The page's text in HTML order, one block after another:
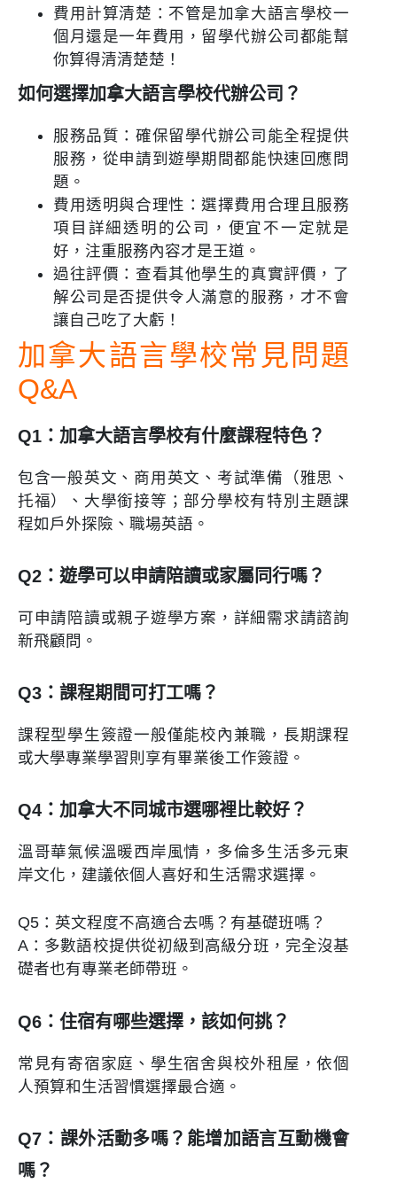
費用計算清楚：不管是加拿大語言學校一
個月還是一年費用，留學代辦公司都能幫
你算得清清楚楚！
如何選擇加拿大語言學校代辦公司？
服務品質：確保留學代辦公司能全程提供
服務，從申請到遊學期間都能快速回應問
題。
費用透明與合理性：選擇費用合理且服務
項目詳細透明的公司，便宜不一定就是
好，注重服務內容才是王道。
過往評價：查看其他學生的真實評價，了
解公司是否提供令人滿意的服務，才不會
讓自己吃了大虧！
加拿大語言學校常見問題
Q&A
Q1：加拿大語言學校有什麼課程特色？
包含一般英文、商用英文、考試準備（雅思、
托福）、大學銜接等；部分學校有特別主題課
程如戶外探險、職場英語。
Q2：遊學可以申請陪讀或家屬同行嗎？
可申請陪讀或親子遊學方案，詳細需求請諮詢
新飛顧問。
Q3：課程期間可打工嗎？
課程型學生簽證一般僅能校內兼職，長期課程
或大學專業學習則享有畢業後工作簽證。
Q4：加拿大不同城市選哪裡比較好？
溫哥華氣候溫暖西岸風情，多倫多生活多元東
岸文化，建議依個人喜好和生活需求選擇。
Q5：英文程度不高適合去嗎？有基礎班嗎？
A：多數語校提供從初級到高級分班，完全沒基
礎者也有專業老師帶班。
Q6：住宿有哪些選擇，該如何挑？
常見有寄宿家庭、學生宿舍與校外租屋，依個
人預算和生活習慣選擇最合適。
Q7：課外活動多嗎？能增加語言互動機會
嗎？